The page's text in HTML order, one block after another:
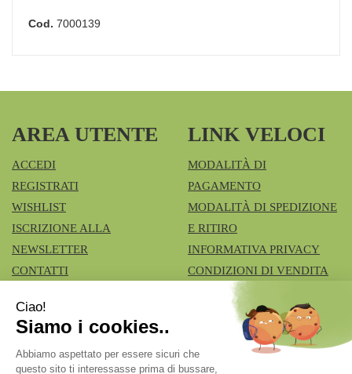
Cod. 7000139
AREA UTENTE
ACCEDI
REGISTRATI
WISHLIST
ISCRIZIONE ALLA
NEWSLETTER
CONTATTI
LINK VELOCI
MODALITÀ DI
PAGAMENTO
MODALITÀ DI SPEDIZIONE
E RITIRO
INFORMATIVA PRIVACY
CONDIZIONI DI VENDITA
COOKIE POLICY
Azienda Speciale Farmacie Comunali Vimercatesi